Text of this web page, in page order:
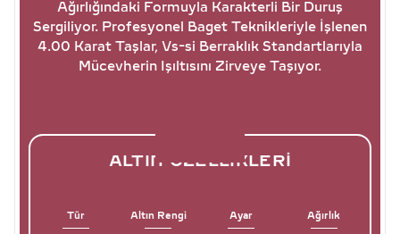
Ağırlığındaki Formuyla Karakterli Bir Duruş
Sergiliyor. Profesyonel Baget Teknikleriyle İşlenen
4.00 Karat Taşlar, Vs-si Berraklık Standartlarıyla
Mücevherin Işıltısını Zirveye Taşıyor.
ALTIN ÖZELLIKLERI
Tür Altın Rengi Ayar Ağırlık